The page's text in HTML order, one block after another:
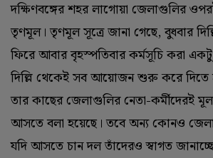
দক্ষিণবঙ্গের শহর লাগোয়া জেলাগুলির
তৃণমূল। তৃণমূল সূত্রে জানা গেছে, বুধবার
ফিরে আবার বৃহস্পতিবার কর্মসূচি করা একটু
দিল্লি থেকেই সব আয়োজন শুরু করে দিতে
তার কাছের জেলাগুলির নেতা-কর্মীদেরই
আসতে বলা হয়েছে। তবে অন্য কোনও জেলা
যদি আসতে চান দল তাঁদেরও স্বাগত